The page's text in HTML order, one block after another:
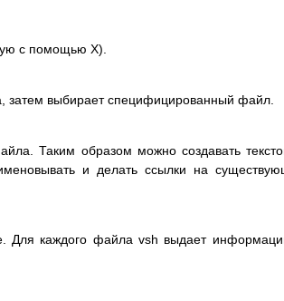
с помощью X).
выбирает специфицированный файл.
Таким образом можно создавать
и делать ссылки на
Для каждого файла vsh выдает